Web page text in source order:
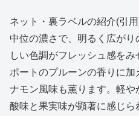
ネット・裏ラベルの紹介(引
中位の濃さで、明るく広が
しい色調がフレッシュ感を
ポートのプルーンの香りに
ナモン風味も薫ります。軽
酸味と果実味が顕著に感じ